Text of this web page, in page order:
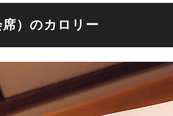
）のカロリー